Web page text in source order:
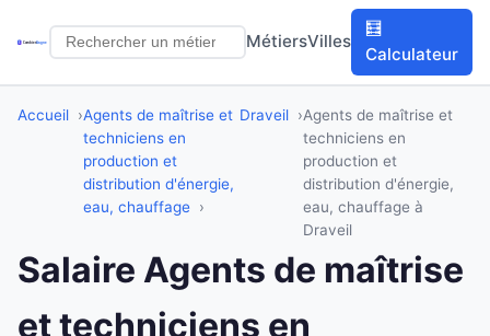
MétiersVilles
🧮
Calculateur
Accueil
Agents de maîtrise et
techniciens en
production et
distribution d'énergie,
eau, chauffage
Draveil
Agents de maîtrise et
techniciens en
production et
distribution d'énergie,
eau, chauffage à
Draveil
Salaire Agents de maîtrise
et techniciens en